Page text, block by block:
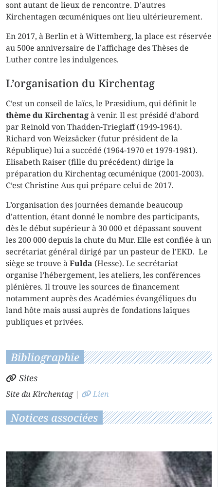
sont autant de lieux de rencontre. D’autres
Kirchentagen œcuméniques ont lieu ultérieurement.
En 2017, à Berlin et à Wittemberg, la place est réservée
au 500e anniversaire de l’affichage des Thèses de
Luther contre les indulgences.
L’organisation du Kirchentag
C’est un conseil de laïcs, le Præsidium, qui définit le
thème du Kirchentagà venir. Il est présidé d’abord
par Reinold von Thadden-Trieglaff (1949-1964).
Richard von Weizsäcker (futur président de la
République) lui a succédé (1964-1970 et 1979-1981).
Elisabeth Raiser (fille du précédent) dirige la
préparation du Kirchentag œcuménique (2001-2003).
C’est Christine Aus qui prépare celui de 2017.
L’organisation des journées demande beaucoup
d’attention, étant donné le nombre des participants,
dès le début supérieur à 30 000 et dépassant souvent
les 200 000 depuis la chute du Mur. Elle est confiée à un
secrétariat général dirigé par un pasteur de l’EKD. Le
siège se trouve àFulda (Hesse). Le secrétariat
organise l’hébergement, les ateliers, les conférences
plénières. Il trouve les sources de financement
notamment auprès des Académies évangéliques du
land hôte mais aussi auprès de fondations laïques
publiques et privées.
Bibliographie
Sites
Site du Kirchentag| Lien
Notices associées